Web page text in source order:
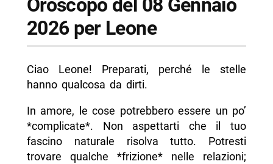
2026 per Leone
Ciao Leone! Preparati, perché le stelle
hanno qualcosa da dirti.
In amore, le cose potrebbero essere un po’
*complicate*. Non aspettarti che il tuo
fascino naturale risolva tutto. Potresti
trovare qualche *frizione* nelle relazioni;